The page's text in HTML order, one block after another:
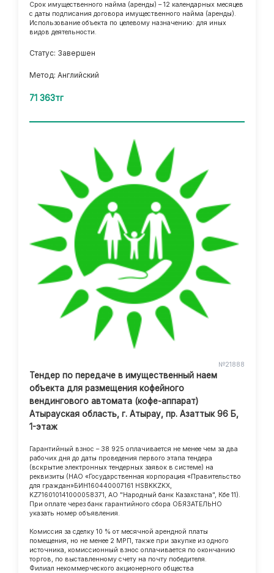
Срок имущественного найма (аренды) – 12 календарных месяцев
с даты подписания договора имущественного найма (аренды).
Использование объекта по целевому назначению: для иных
видов деятельности.
Статус: Завершен
Метод: Английский
71 363тг
№21888
Тендер по передаче в имущественный наем
объекта для размещения кофейного
вендингового автомата (кофе-аппарат)
Атырауская область, г. Атырау, пр. Азаттык 96 Б,
1-этаж
Гарантийный взнос – 38 925 оплачивается не менее чем за два
рабочих дня до даты проведения первого этапа тендера
(вскрытие электронных тендерных заявок в системе) на
реквизиты (НАО «Государственная корпорация «Правительство
для граждан»БИН160440007161 HSBKKZKX,
KZ716010141000058371, АО "Народный банк Казахстана", Кбе 11).
При оплате через банк гарантийного сбора ОБЯЗАТЕЛЬНО
указать номер объявления.
Комиссия за сделку 10 % от месячной арендной платы
помещения, но не менее 2 МРП, также при закупке из одного
источника, комиссионный взнос оплачивается по окончанию
торгов, по выставленному счету на почту победителя.
Филиал некоммерческого акционерного общества